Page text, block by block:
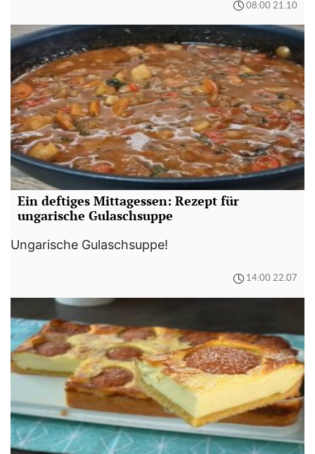
08:00 21.10
Ein deftiges Mittagessen: Rezept für
ungarische Gulaschsuppe
Ungarische Gulaschsuppe!
14:00 22.07